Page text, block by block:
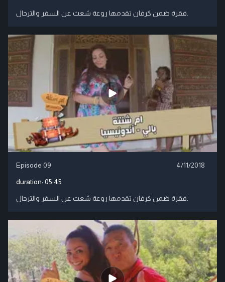
Episode 09 4/11/2018
duration: 05:45